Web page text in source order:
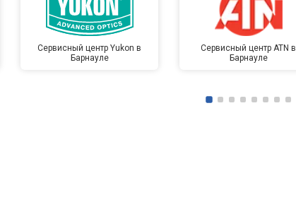
Сервисный центр Yukon в
Барнауле
Сервисный центр ATN в
Барнауле